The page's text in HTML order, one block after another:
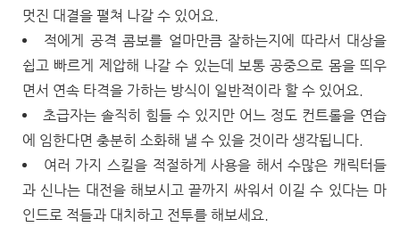
멋진 대결을 펼쳐 나갈 수 있어요.
적에게 공격 콤보를 얼마만큼 잘하는지에 따라서 대상을
쉽고 빠르게 제압해 나갈 수 있는데 보통 공중으로 몸을 띄우
면서 연속 타격을 가하는 방식이 일반적이라 할 수 있어요.
초급자는 솔직히 힘들 수 있지만 어느 정도 컨트롤을 연습
에 임한다면 충분히 소화해 낼 수 있을 것이라 생각됩니다.
여러 가지 스킬을 적절하게 사용을 해서 수많은 캐릭터들
과 신나는 대전을 해보시고 끝까지 싸워서 이길 수 있다는 마
인드로 적들과 대치하고 전투를 해보세요.